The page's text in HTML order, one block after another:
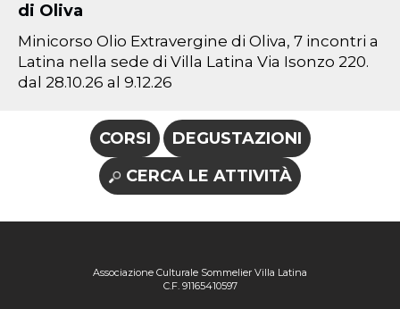
di Oliva
Minicorso Olio Extravergine di Oliva, 7 incontri a
Latina nella sede di Villa Latina Via Isonzo 220.
dal 28.10.26 al 9.12.26
CORSI
DEGUSTAZIONI
CERCA LE ATTIVITÀ
Associazione Culturale Sommelier Villa Latina
C.F. 91165410597